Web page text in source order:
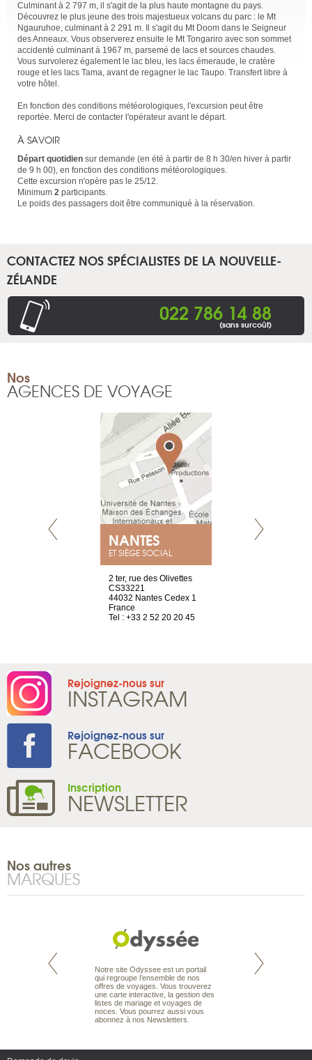
Culminant à 2 797 m, il s'agit de la plus haute montagne du pays.
Découvrez le plus jeune des trois majestueux volcans du parc : le Mt
Ngauruhoe, culminant à 2 291 m. Il s'agit du Mt Doom dans le Seigneur
des Anneaux. Vous observerez ensuite le Mt Tongariro avec son sommet
accidenté culminant à 1967 m, parsemé de lacs et sources chaudes.
Vous survolerez également le lac bleu, les lacs émeraude, le cratère
rouge et les lacs Tama, avant de regagner le lac Taupo. Transfert libre à
votre hôtel.
En fonction des conditions météorologiques, l'excursion peut être
reportée. Merci de contacter l'opérateur avant le départ.
À SAVOIR
Départ quotidien sur demande (en été à partir de 8 h 30/en hiver à partir
de 9 h 00), en fonction des conditions météorologiques.
Cette excursion n'opère pas le 25/12.
Minimum 2 participants.
Le poids des passagers doit être communiqué à la réservation.
CONTACTEZ NOS SPÉCIALISTES DE LA NOUVELLE-
ZÉLANDE
022 786 14 88
(sans surcoût)
Nos
AGENCES DE VOYAGE
NANTES
ET SIÈGE SOCIAL
2 ter, rue des Olivettes
CS33221
44032 Nantes Cedex 1
France
Tel : +33 2 52 20 20 45
Rejoignez-nous sur
INSTAGRAM
Rejoignez-nous sur
FACEBOOK
Inscription
NEWSLETTER
Nos autres
MARQUES
est le spécialiste
Notre site Odyssee est un portail
qui regroupe l’ensemble de nos
offres de voyages. Vous trouverez
une carte interactive, la gestion des
listes de mariage et voyages de
noces. Vous pourrez aussi vous
abonnez à nos Newsletters.
Depuis bientôt 30